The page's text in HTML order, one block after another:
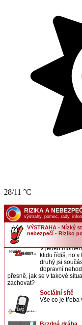
28/11 °C